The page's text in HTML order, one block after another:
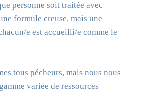
personne soit traitée avec
formule creuse, mais une
e est accueilli/e comme le
tous pécheurs, mais nous nous
variée de ressources